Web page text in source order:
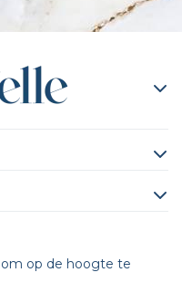
op de hoogte te